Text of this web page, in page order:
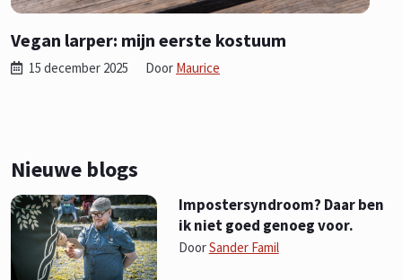
Vegan larper: mijn eerste kostuum
15 december 2025 Door Maurice
Nieuwe blogs
Impostersyndroom? Daar ben
ik niet goed genoeg voor.
DoorSander Famil